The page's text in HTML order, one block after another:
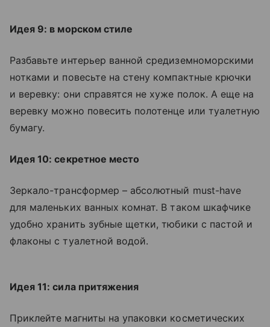
Идея 9: в морском стиле
Разбавьте интерьер ванной средиземноморскими
нотками и повесьте на стену компактные крючки
и веревку: они справятся не хуже полок. А еще на
веревку можно повесить полотенце или туалетную
бумагу.
Идея 10: секретное место
Зеркало-трансформер – абсолютный must-have
для маленьких ванных комнат. В таком шкафчике
удобно хранить зубные щетки, тюбики с пастой и
флаконы с туалетной водой.
Идея 11: сила притяжения
Приклейте магниты на упаковки косметических